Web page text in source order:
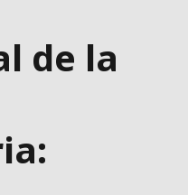
de la